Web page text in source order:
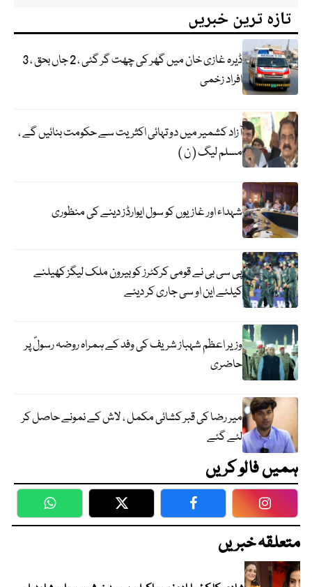
تازہ ترین خبریں
ڈیرہ غازی خان میں گھر کی چھت گر گئی ، 2 جاں بحق ، 3
افراد زخمی
آزاد کشمیر میں دو تہائی اکثریت سے حکومت بنائیں گے ،
مسلم لیگ ( ن )
شہداء اور غازیوں کو سول ایوارڈز دینے کی منظوری
پی سی بی نے قومی کرکٹرز کو بیرون ملک لیگز کھیلنے
کیلئے این او سی جاری کر دیئے
وزیر اعظم شہباز شریف کی وفد کے ہمراہ روضہ رسولؐ پر
حاضری
میر رضا کی قبر کشائی مکمل ، لاش کے نمونے حاصل کر
لئے گئے
ہمیں فالو کریں
WhatsApp Twitter Facebook
متعلقہ خبریں